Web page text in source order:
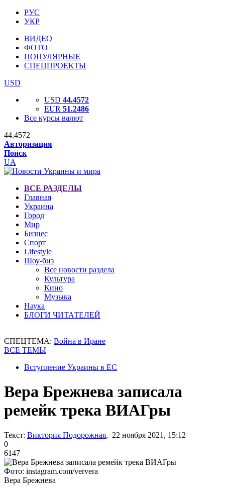
РУС
УКР
ВИДЕО
ФОТО
ПОПУЛЯРНЫЕ
СПЕЦПРОЕКТЫ
USD
USD 44.4572
EUR 51.2486
Все курсы валют
44.4572
Авторизация
Поиск
UA
ВСЕ РАЗДЕЛЫ
Главная
Украина
Город
Мир
Бизнес
Спорт
Lifestyle
Шоу-биз
Все новости раздела
Культура
Кино
Музыка
Наука
БЛОГИ ЧИТАТЕЛЕЙ
СПЕЦТЕМА: Война в Иране
ВСЕ ТЕМЫ
Вступление Украины в ЕС
Вера Брежнева записала
ремейк трека ВИАГры
Текст: Виктория Подорожная, 22 ноября 2021, 15:12
0
6147
Фото: instagram.com/ververa
Вера Брежнева